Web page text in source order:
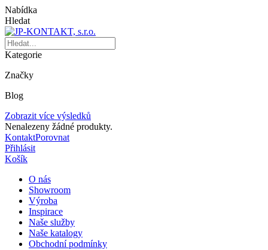
Nabídka
Hledat
Kategorie
Značky
Blog
Zobrazit více výsledků
Nenalezeny žádné produkty.
KontaktPorovnat
Přihlásit
Košík
O nás
Showroom
Výroba
Inspirace
Naše služby
Naše katalogy
Obchodní podmínky